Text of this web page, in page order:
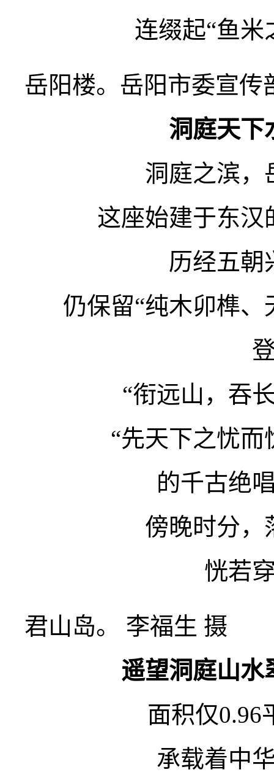
连缀起“鱼米
岳阳楼。岳阳市委宣传
洞庭天下
洞庭之滨，
这座始建于东汉
历经五朝
仍保留“纯木卯榫
“衔远山，吞
“先天下之忧而
的千古绝
傍晚时分，
恍若
君山岛。 李福生 摄
遥望洞庭山水
面积仅0.96
承载着中